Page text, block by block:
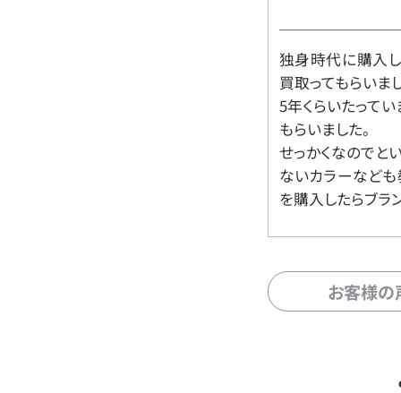
独身時代に購入
買取ってもらいま
5年くらいたって
もらいました。
せっかくなのでと
ないカラーなども
を購入したらブラ
お客様